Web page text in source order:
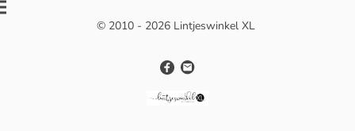
© 2010 - 2026 Lintjeswinkel XL